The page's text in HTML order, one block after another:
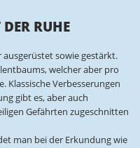
RUHE
sowie gestärkt.
welcher aber pro
Klassische Verbesserungen
gibt es, aber auch
Gefährten zugeschnitten
man bei der Erkundung wie